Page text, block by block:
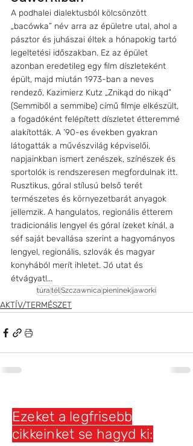
A podhalei dialektusból kölcsönzött
„bacówka” név arra az épületre utal, ahol a
pásztor és juhászai éltek a hónapokig tartó
legeltetési időszakban. Ez az épület
azonban eredetileg egy film díszleteként
épült, majd miután 1973-ban a neves
rendező, Kazimierz Kutz „Znikąd do nikąd”
(Semmiből a semmibe) című filmje elkészült,
a fogadóként felépített díszletet étteremmé
alakították. A ’90-es években gyakran
látogatták a művészvilág képviselői,
napjainkban ismert zenészek, színészek és
sportolók is rendszeresen megfordulnak itt.
Rusztikus, góral stílusú belső terét
természetes és környezetbarát anyagok
jellemzik. A hangulatos, regionális étterem
tradicionális lengyel és góral ízeket kínál, a
séf saját bevallása szerint a hagyományos
lengyel, regionális, szlovák és magyar
konyhából merít ihletet. Jó utat és
étvágyat!...
túra télSzczawnica pieninek jaworki
AKTÍV/TERMÉSZET
Ezeket a legfrisebb
cikkeinket se hagyd ki: